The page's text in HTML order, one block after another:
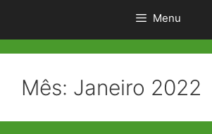
Menu
Mês: Janeiro 2022